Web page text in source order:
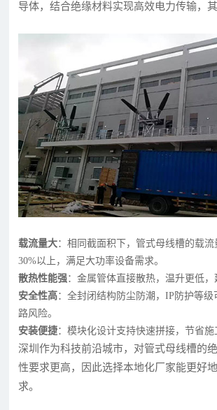
导体，结合绝缘材料实现高效电力传输，其
载流量大：相同截面积下，管式母线槽的载
30%以上，满足大功率设备需求。
散热性能强：金属管体直接散热，温升更低，
安全性高：全封闭结构防尘防潮，IP防护等级
路风险。
安装便捷：模块化设计支持快速拼接，节省施
深圳作为科技前沿城市，对管式母线槽的
性要求更高，因此选择本地化厂家能更好
求。